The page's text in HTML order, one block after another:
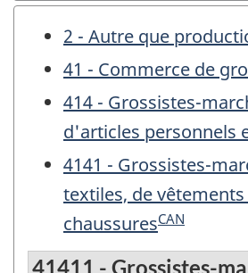
2 - Autre que
41 - Commerce de
414 - Grossistes-
d'articles personnels
4141 - Grossistes-
textiles, de
chaussuresCAN
41411 - Grossistes-